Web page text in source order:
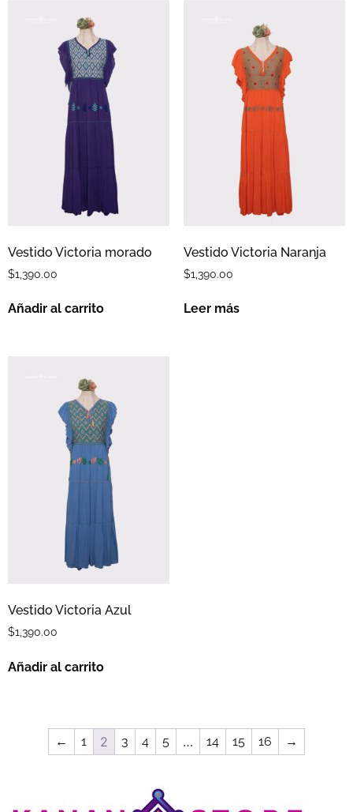
Vestido Victoria morado
$1,390.00
Añadir al carrito
Vestido Victoria Naranja
$1,390.00
Leer más
Vestido Victoria Azul
$1,390.00
Añadir al carrito
← 1 2 3 4 5 … 14 15 16 →